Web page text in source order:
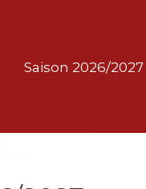
MainSaison 2026/2027